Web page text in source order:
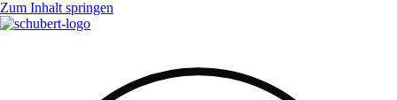
Zum Inhalt springen